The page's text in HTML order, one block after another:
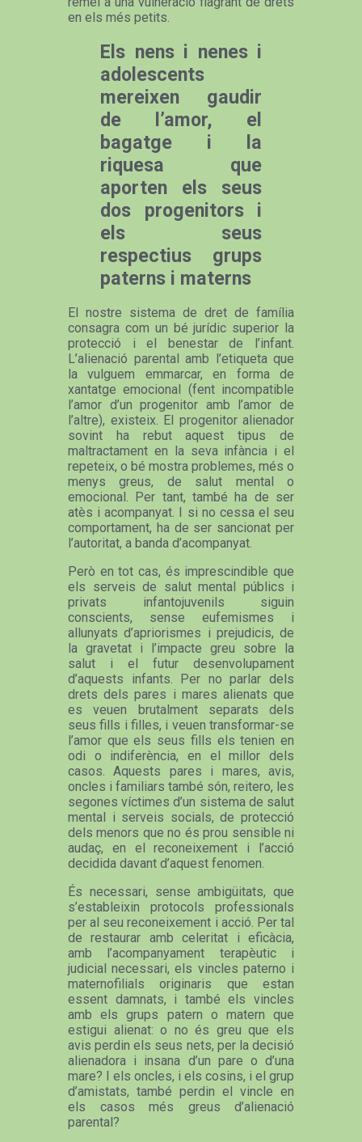
en els més petits.
Els nens i nenes i
adolescents
mereixen gaudir
de l’amor, el
bagatge i la
riquesa que
aporten els seus
dos progenitors i
els seus
respectius grups
paterns i materns
El nostre sistema de dret de família
consagra com un bé jurídic superior la
protecció i el benestar de l’infant.
L’alienació parental amb l’etiqueta que
la vulguem emmarcar, en forma de
xantatge emocional (fent incompatible
l’amor d’un progenitor amb l’amor de
l’altre), existeix. El progenitor alienador
sovint ha rebut aquest tipus de
maltractament en la seva infància i el
repeteix, o bé mostra problemes, més o
menys greus, de salut mental o
emocional. Per tant, també ha de ser
atès i acompanyat. I si no cessa el seu
comportament, ha de ser sancionat per
l’autoritat, a banda d’acompanyat.
Però en tot cas, és imprescindible que
els serveis de salut mental públics i
privats infantojuvenils siguin
conscients, sense eufemismes i
allunyats d’apriorismes i prejudicis, de
la gravetat i l’impacte greu sobre la
salut i el futur desenvolupament
d’aquests infants. Per no parlar dels
drets dels pares i mares alienats que
es veuen brutalment separats dels
seus fills i filles, i veuen transformar-se
l’amor que els seus fills els tenien en
odi o indiferència, en el millor dels
casos. Aquests pares i mares, avis,
oncles i familiars també són, reitero, les
segones víctimes d’un sistema de salut
mental i serveis socials, de protecció
dels menors que no és prou sensible ni
audaç, en el reconeixement i l’acció
decidida davant d’aquest fenomen.
És necessari, sense ambigüitats, que
s’estableixin protocols professionals
per al seu reconeixement i acció. Per tal
de restaurar amb celeritat i eficàcia,
amb l’acompanyament terapèutic i
judicial necessari, els vincles paterno i
maternofilials originaris que estan
essent damnats, i també els vincles
amb els grups patern o matern que
estigui alienat: o no és greu que els
avis perdin els seus nets, per la decisió
alienadora i insana d’un pare o d’una
mare? I els oncles, i els cosins, i el grup
d’amistats, també perdin el vincle en
els casos més greus d’alienació
parental?